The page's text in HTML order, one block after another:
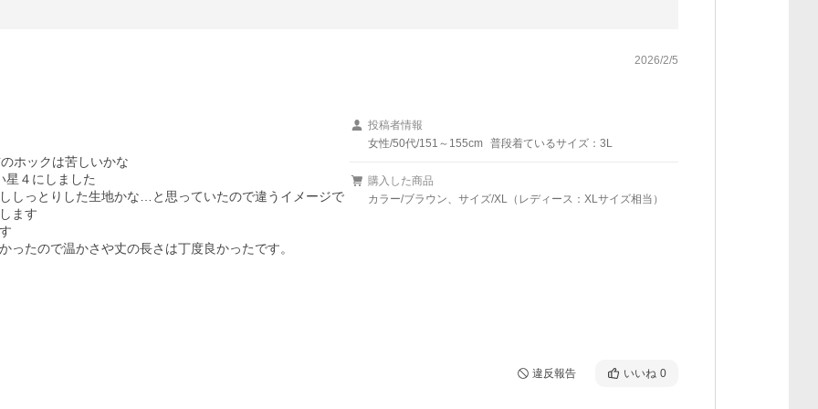
2026/2/5
ホックは苦しいかな
星４にしました
しっとりした生地かな…と思っていたので違うイメージで
ます
たので温かさや丈の長さは丁度良かったです。
投稿者情報
女性/50代/151～155cm 普段着ているサイズ：3L
購入した商品
カラー/ブラウン、サイズ/XL（レディース：XLサイズ相当）
違反報告 いいね 0